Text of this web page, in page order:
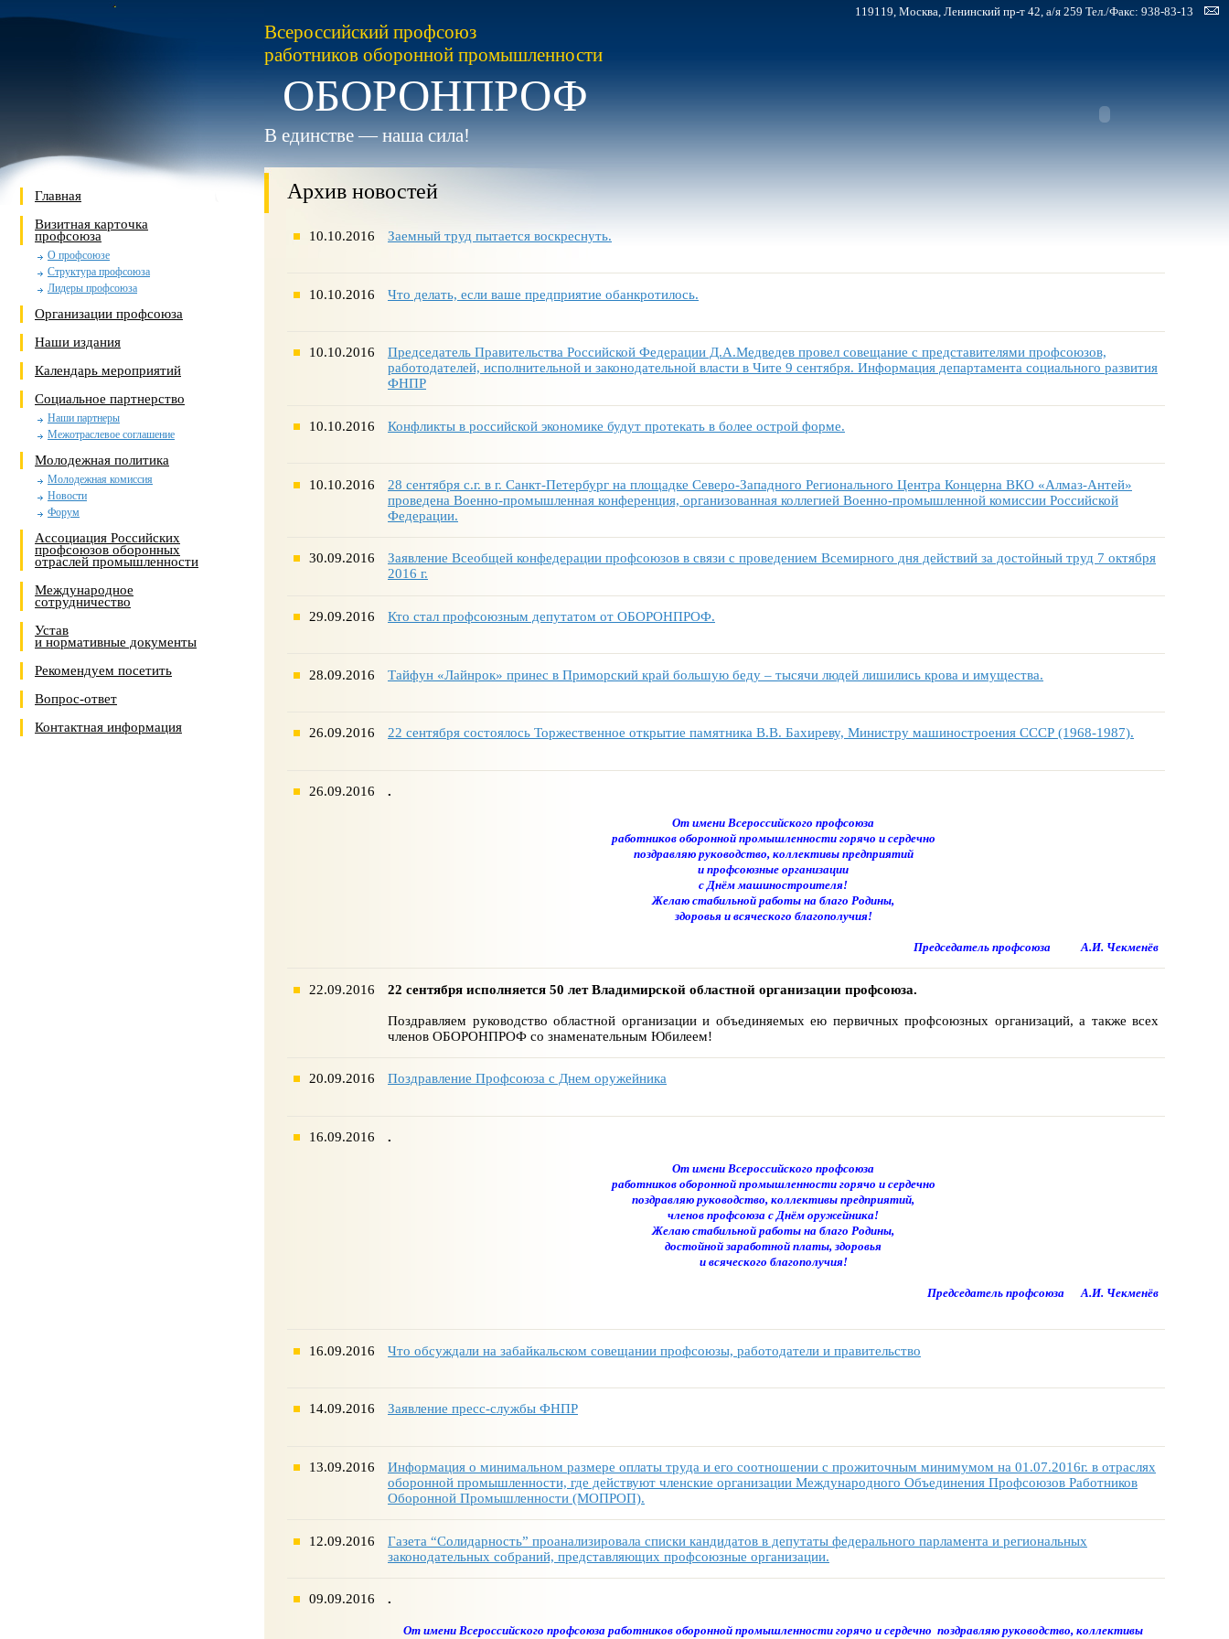
119119, Москва, Ленинский пр-т 42, а/я 259 Тел./Факс: 938-83-13
Всероссийский профсоюз
работников оборонной промышленности
ОБОРОНПРОФ
В единстве — наша сила!
Главная
Визитная карточка
профсоюза
О профсоюзе
Структура профсоюза
Лидеры профсоюза
Организации профсоюза
Наши издания
Календарь мероприятий
Социальное партнерство
Наши партнеры
Межотраслевое соглашение
Молодежная политика
Молодежная комиссия
Новости
Форум
Ассоциация Российских
профсоюзов оборонных
отраслей промышленности
Международное
сотрудничество
Устав
и нормативные документы
Рекомендуем посетить
Вопрос-ответ
Контактная информация
Архив новостей
10.10.2016 Заемный труд пытается воскреснуть.
10.10.2016 Что делать, если ваше предприятие обанкротилось.
10.10.2016
Председатель Правительства Российской Федерации Д.А.Медведев провел совещание с представителями профсоюзов,
работодателей, исполнительной и законодательной власти в Чите 9 сентября. Информация департамента социального развития
ФНПР
10.10.2016 Конфликты в российской экономике будут протекать в более острой форме.
10.10.2016
28 сентября с.г. в г. Санкт-Петербург на площадке Северо-Западного Регионального Центра Концерна ВКО «Алмаз-Антей»
проведена Военно-промышленная конференция, организованная коллегией Военно-промышленной комиссии Российской
Федерации.
30.09.2016
Заявление Всеобщей конфедерации профсоюзов в связи с проведением Всемирного дня действий за достойный труд 7 октября
2016 г.
29.09.2016 Кто стал профсоюзным депутатом от ОБОРОНПРОФ.
28.09.2016 Тайфун «Лайнрок» принес в Приморский край большую беду – тысячи людей лишились крова и имущества.
26.09.2016 22 сентября состоялось Торжественное открытие памятника В.В. Бахиреву, Министру машиностроения СССР (1968-1987).
26.09.2016 .
От имени Всероссийского профсоюза
работников оборонной промышленности горячо и сердечно
поздравляю руководство, коллективы предприятий
и профсоюзные организации
с Днём машиностроителя!
Желаю стабильной работы на благо Родины,
здоровья и всяческого благополучия!
Председатель профсоюза А.И. Чекменёв
22.09.2016 22 сентября исполняется 50 лет Владимирской областной организации профсоюза.
Поздравляем руководство областной организации и объединяемых ею первичных профсоюзных организаций, а также всех
членов ОБОРОНПРОФ со знаменательным Юбилеем!
20.09.2016 Поздравление Профсоюза с Днем оружейника
16.09.2016 .
От имени Всероссийского профсоюза
работников оборонной промышленности горячо и сердечно
поздравляю руководство, коллективы предприятий,
членов профсоюза с Днём оружейника!
Желаю стабильной работы на благо Родины,
достойной заработной платы, здоровья
и всяческого благополучия!
Председатель профсоюза А.И. Чекменёв
16.09.2016 Что обсуждали на забайкальском совещании профсоюзы, работодатели и правительство
14.09.2016 Заявление пресс-службы ФНПР
13.09.2016
Информация о минимальном размере оплаты труда и его соотношении с прожиточным минимумом на 01.07.2016г. в отраслях
оборонной промышленности, где действуют членские организации Международного Объединения Профсоюзов Работников
Оборонной Промышленности (МОПРОП).
12.09.2016
Газета “Солидарность” проанализировала списки кандидатов в депутаты федерального парламента и региональных
законодательных собраний, представляющих профсоюзные организации.
09.09.2016 .
От имени Всероссийского профсоюза работников оборонной промышленности горячо и сердечно поздравляю руководство, коллективы